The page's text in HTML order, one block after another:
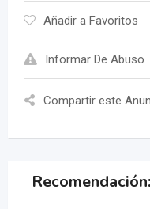
Añadir a Favoritos
Informar De Abuso
Compartir este
Recomendación: